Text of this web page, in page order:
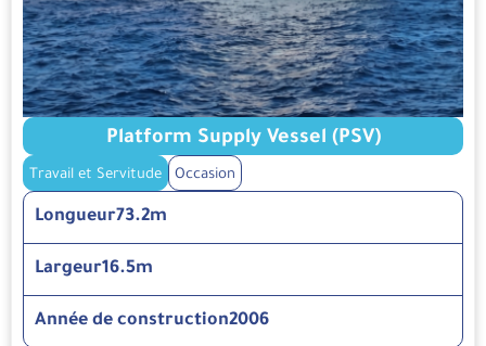
Platform Supply Vessel (PSV)
Travail et Servitude Occasion
Longueur73.2m
Largeur16.5m
Année de construction2006